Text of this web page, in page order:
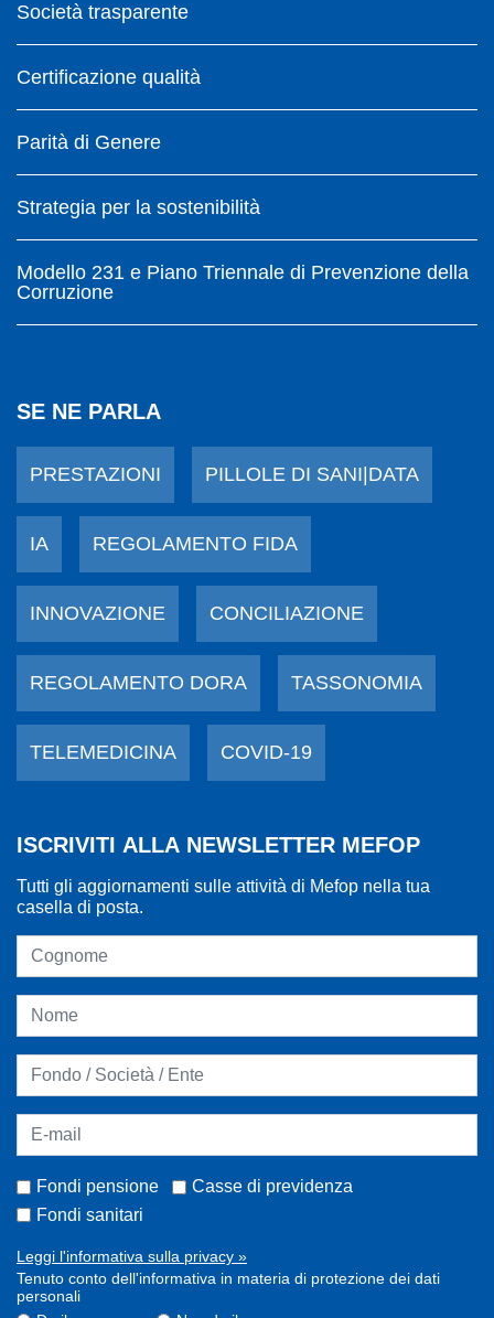
Società trasparente
Certificazione qualità
Parità di Genere
Strategia per la sostenibilità
Modello 231 e Piano Triennale di Prevenzione della
Corruzione
SE NE PARLA
PRESTAZIONI PILLOLE DI SANI|DATA
IA REGOLAMENTO FIDA
INNOVAZIONE CONCILIAZIONE
REGOLAMENTO DORA TASSONOMIA
TELEMEDICINA COVID-19
ISCRIVITI ALLA NEWSLETTER MEFOP
Tutti gli aggiornamenti sulle attività di Mefop nella tua
casella di posta.
Fondi pensione
Casse di previdenza
Fondi sanitari
Leggi l'informativa sulla privacy »
Tenuto conto dell'informativa in materia di protezione dei dati
personali